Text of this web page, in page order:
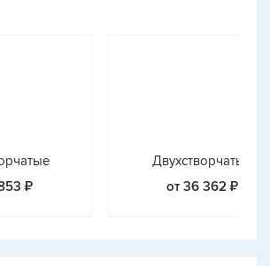
₽
Двухстворчатые
от 36 362 ₽